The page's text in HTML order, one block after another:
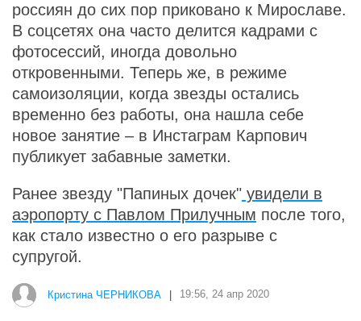
россиян до сих пор приковано к Мирославе.
В соцсетях она часто делится кадрами с
фотосессий, иногда довольно
откровенными. Теперь же, в режиме
самоизоляции, когда звезды остались
временно без работы, она нашла себе
новое занятие – в Инстаграм Карпович
публикует забавные заметки.
Ранее звезду "Папиных дочек" увидели в
аэропорту с Павлом Прилучным после того,
как стало известно о его разрыве с
супругой.
Кристина ЧЕРНИКОВА 19:56, 24 апр 2020